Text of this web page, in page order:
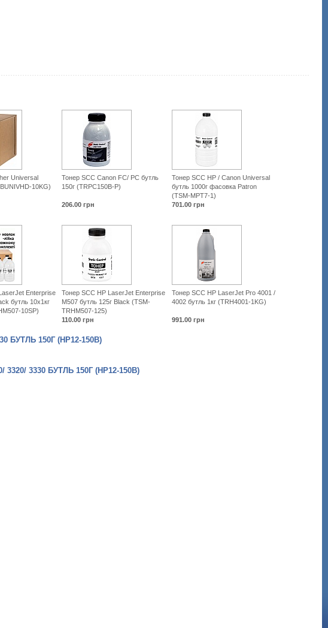
hp12-
Universal
10KG)
Тонер SCC Canon FC/ PC бутль
150г (TRPC150B-P)
Тонер SCC HP / Canon Universal
бутль 1000г фасовка Patron
(TSM-MPT7-1)
206.00 грн 701.00 грн
Enterprise
бутль 10x1кг
10SP)
Тонер SCC HP LaserJet Enterprise
M507 бутль 125г Black (TSM-
TRHM507-125)
Тонер SCC HP LaserJet Pro 4001 /
4002 бутль 1кг (TRH4001-1KG)
110.00 грн 991.00 грн
БУТЛЬ 150Г (HP12-150B)
3330 БУТЛЬ 150Г (HP12-150B)